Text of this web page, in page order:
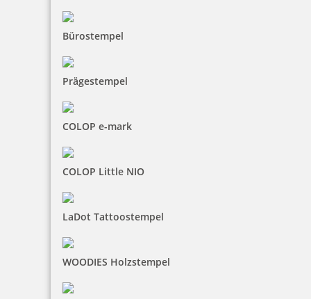
Bürostempel
Prägestempel
COLOP e-mark
COLOP Little NIO
LaDot Tattoostempel
WOODIES Holzstempel